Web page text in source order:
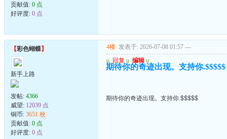
贡献值: 0 点
好评度: 0 点
【彩色蝴蝶】
新手上路
发帖: 4366
威望: 12039 点
铜币: 3651 枚
贡献值: 0 点
好评度: 0 点
4楼 发表于: 2026-07-08 01:57 ---
u 回复 u 编辑 u
期待你的奇迹出现。支持你.$$$$$
期待你的奇迹出现。支持你.$$$$$